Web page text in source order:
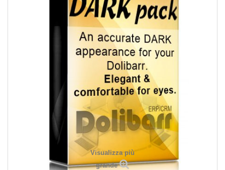
Visualizza più
grande